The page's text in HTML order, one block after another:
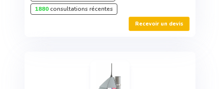
1880consultations récentes
Recevoir un devis